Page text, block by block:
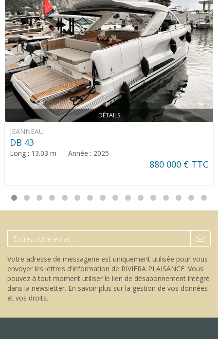
DÉTAILS
JEANNEAU
DB 43
Long : 13.03 m Année : 2025
880 000 € TTC
Votre adresse de messagerie est uniquement utilisée pour vous
envoyer les lettres d'information de RIVIERA PLAISANCE. Vous
pouvez à tout moment utiliser le lien de désabonnement intégré
dans la newsletter. En savoir plus sur la gestion de vos données
et vos droits.